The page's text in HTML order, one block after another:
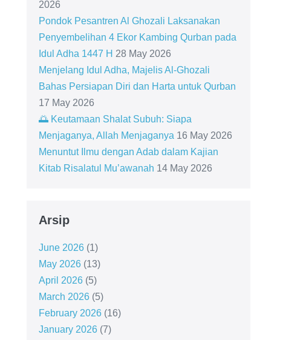
2026
Pondok Pesantren Al Ghozali Laksanakan
Penyembelihan 4 Ekor Kambing Qurban pada
Idul Adha 1447 H 28 May 2026
Menjelang Idul Adha, Majelis Al-Ghozali
Bahas Persiapan Diri dan Harta untuk Qurban
17 May 2026
🌅 Keutamaan Shalat Subuh: Siapa
Menjaganya, Allah Menjaganya 16 May 2026
Menuntut Ilmu dengan Adab dalam Kajian
Kitab Risalatul Mu’awanah 14 May 2026
Arsip
June 2026(1)
May 2026(13)
April 2026(5)
March 2026(5)
February 2026(16)
January 2026(7)